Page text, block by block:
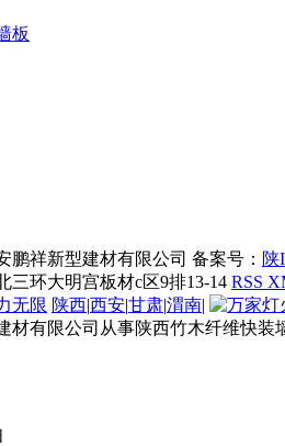
板
鹏祥新型建材有限公司 备案号： 陕
三环大明宫板材c区9排13-14 RSS
无限 陕西|西安|甘肃|渭南|
材有限公司从事陕西竹木纤维快装